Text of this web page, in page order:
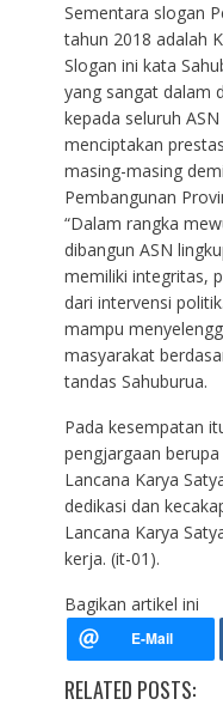
Sementara slogan
tahun 2018 adalah
Slogan ini kata
yang sangat dalam
kepada seluruh
menciptakan
masing-masing
Pembangunan
“Dalam rangka
dibangun ASN
memiliki integritas,
dari intervensi
mampu
masyarakat
tandas Sahuburua.
Pada kesempatan
pengjargaan
Lancana Karya
dedikasi dan
Lancana Karya
kerja. (it-01).
Bagikan artikel ini
RELATED POSTS: